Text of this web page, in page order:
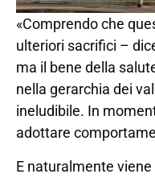
«Comprendo che
ulteriori sacrifici –
ma il bene della
nella gerarchia dei
ineludibile. In
adottare
E naturalmente